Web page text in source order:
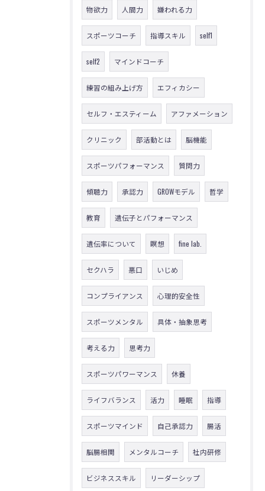
物欲力 人間力 嫌われる力
スポーツコーチ 指導スキル self1
self2 マインドコーチ
練習の組み上げ方 エフィカシー
セルフ・エスティーム アファメーション
クリニック 部活動とは 脳機能
スポーツパフォーマンス 質問力
傾聴力 承認力 GROWモデル 哲学
教育 遺伝子とパフォーマンス
遺伝率について 瞑想 fine lab.
セクハラ 悪口 いじめ
コンプライアンス 心理的安全性
スポーツメンタル 具体・抽象思考
考える力 思考力
スポーツパワーマンス 休養
ライフバランス 活力 睡眠 指導
スポーツマインド 自己承認力 腸活
脳腸相関 メンタルコーチ 社内研修
ビジネススキル リーダーシップ